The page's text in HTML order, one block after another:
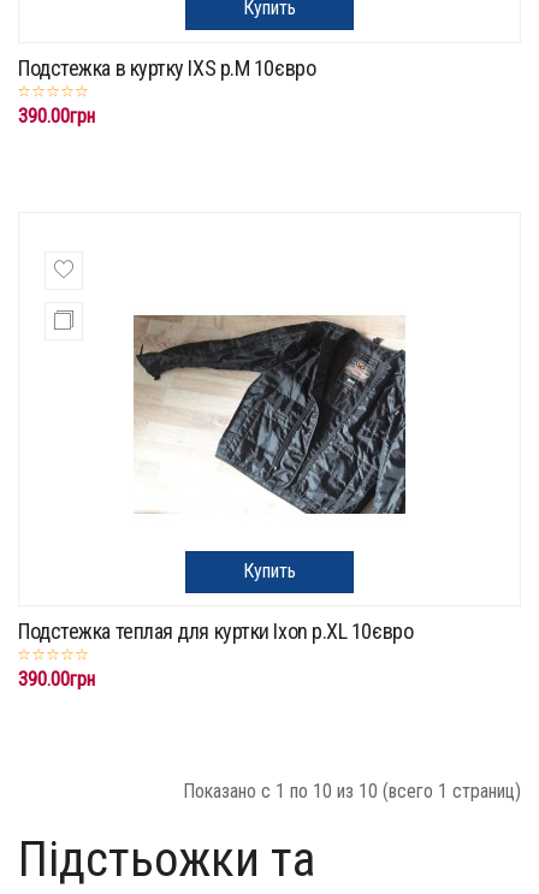
Купить
Подстежка в куртку IXS p.M 10євро
390.00грн
Купить
Подстежка теплая для куртки Ixon p.XL 10євро
390.00грн
Показано с 1 по 10 из 10 (всего 1 страниц)
Підстьожки та